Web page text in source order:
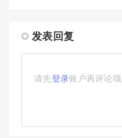
发表回复
请先登录账户再评论哦